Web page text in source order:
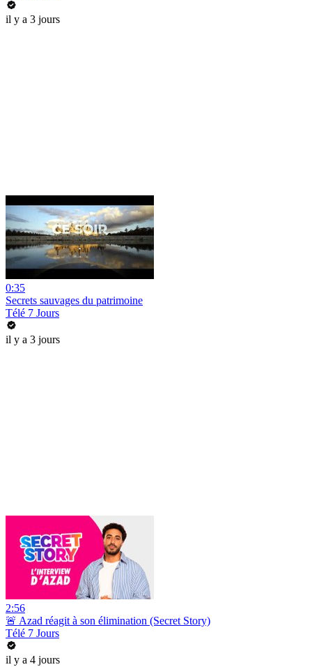
il y a 3 jours
0:35
Secrets sauvages du patrimoine
Télé 7 Jours
il y a 3 jours
2:56
🚨 Azad réagit à son élimination (Secret Story)
Télé 7 Jours
il y a 4 jours